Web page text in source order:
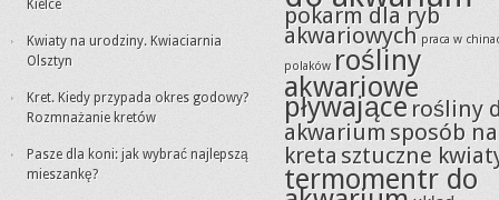
Kielce
Kwiaty na urodziny. Kwiaciarnia
Olsztyn
Kret. Kiedy przypada okres godowy?
Rozmnażanie kretów
Pasze dla koni: jak wybrać najlepszą
mieszankę?
pokarm dla ryb
akwariowych praca w
polaków rośliny
akwariowe
pływające rośliny
akwarium sposób na
kreta sztuczne
termomentr do